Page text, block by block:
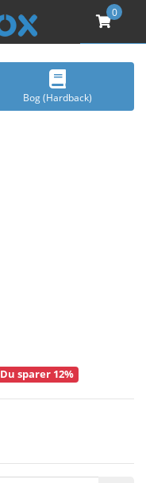
0
Bog (Hardback)
Du sparer 12%